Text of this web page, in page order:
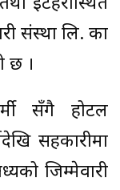
संस्था लि. का
छ ।
सँगै होटल
सहकारीमा
जिम्मेवारी